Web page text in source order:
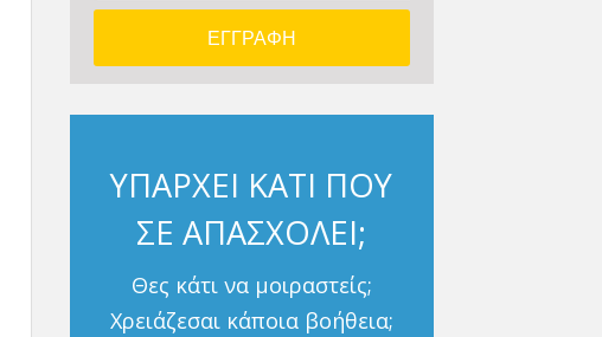
ΥΠΑΡΧΕΙ ΚΑΤΙ ΠΟΥ
ΣΕ ΑΠΑΣΧΟΛΕΙ;
Θες κάτι να μοιραστείς;
Χρειάζεσαι κάποια βοήθεια;